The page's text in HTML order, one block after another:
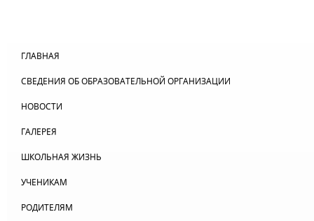
ГЛАВНАЯ
СВЕДЕНИЯ ОБ ОБРАЗОВАТЕЛЬНОЙ ОРГАНИЗАЦИИ
НОВОСТИ
ГАЛЕРЕЯ
ШКОЛЬНАЯ ЖИЗНЬ
УЧЕНИКАМ
РОДИТЕЛЯМ